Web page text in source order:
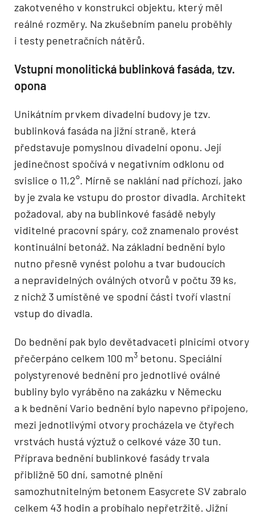
zakotveného v konstrukci objektu, který měl
reálné rozměry. Na zkušebním panelu proběhly
i testy penetračních nátěrů.
Vstupní monolitická bublinková fasáda, tzv.
opona
Unikátním prvkem divadelní budovy je tzv.
bublinková fasáda na jižní straně, která
představuje pomyslnou divadelní oponu. Její
jedinečnost spočívá v negativním odklonu od
svislice o 11,2°. Mírně se naklání nad příchozí, jako
by je zvala ke vstupu do prostor divadla. Architekt
požadoval, aby na bublinkové fasádě nebyly
viditelné pracovní spáry, což znamenalo provést
kontinuální betonáž. Na základní bednění bylo
nutno přesně vynést polohu a tvar budoucích
a nepravidelných oválných otvorů v počtu 39 ks,
z nichž 3 umístěné ve spodní části tvoří vlastní
vstup do divadla.
Do bednění pak bylo devětadvaceti plnicími otvory
přečerpáno celkem 100 m3 betonu. Speciální
polystyrenové bednění pro jednotlivé oválné
bubliny bylo vyráběno na zakázku v Německu
a k bednění Vario bednění bylo napevno připojeno,
mezi jednotlivými otvory procházela ve čtyřech
vrstvách hustá výztuž o celkové váze 30 tun.
Příprava bednění bublinkové fasády trvala
přibližně 50 dní, samotné plnění
samozhutnitelným betonem Easycrete SV zabralo
celkem 43 hodin a probíhalo nepřetr­žitě. Jižní